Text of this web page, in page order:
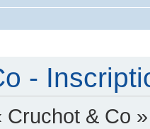
-
Cruchot & Co